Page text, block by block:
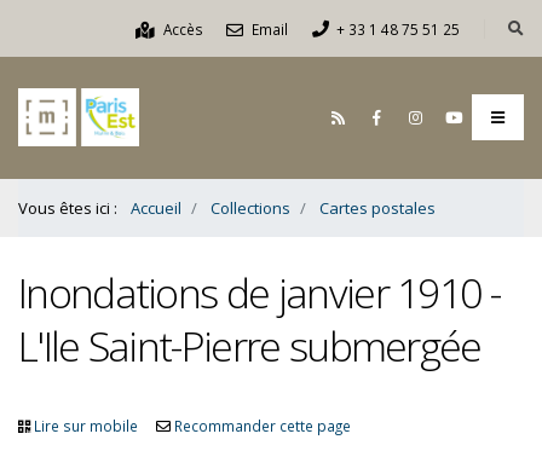
Accès Email + 33 1 48 75 51 25
Vous êtes ici : Accueil Collections Cartes postales
Inondations de janvier 1910 -
L'Ile Saint-Pierre submergée
Lire sur mobile Recommander cette page